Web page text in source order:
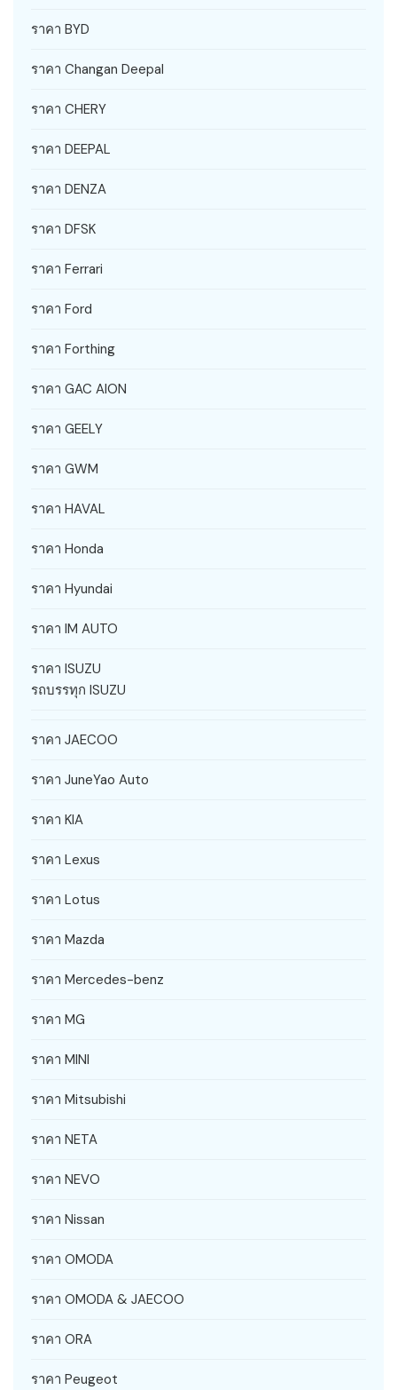
ราคา BYD
ราคา Changan Deepal
ราคา CHERY
ราคา DEEPAL
ราคา DENZA
ราคา DFSK
ราคา Ferrari
ราคา Ford
ราคา Forthing
ราคา GAC AION
ราคา GEELY
ราคา GWM
ราคา HAVAL
ราคา Honda
ราคา Hyundai
ราคา IM AUTO
ราคา ISUZU
รถบรรทุก ISUZU
ราคา JAECOO
ราคา JuneYao Auto
ราคา KIA
ราคา Lexus
ราคา Lotus
ราคา Mazda
ราคา Mercedes-benz
ราคา MG
ราคา MINI
ราคา Mitsubishi
ราคา NETA
ราคา NEVO
ราคา Nissan
ราคา OMODA
ราคา OMODA & JAECOO
ราคา ORA
ราคา Peugeot